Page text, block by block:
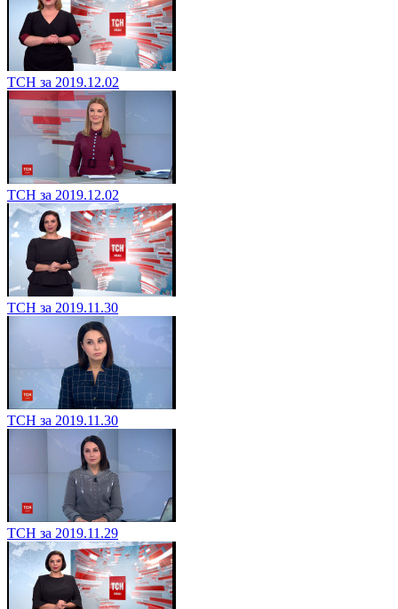
ТСН за 2019.12.02
ТСН за 2019.12.02
ТСН за 2019.11.30
ТСН за 2019.11.30
ТСН за 2019.11.29